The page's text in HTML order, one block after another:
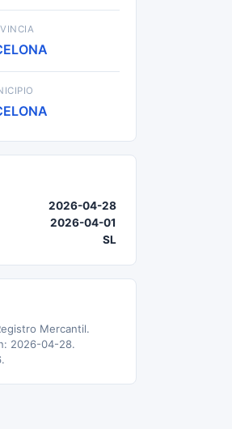
2026-04-28
2026-04-01
SL
Mercantil.
2026-04-28.